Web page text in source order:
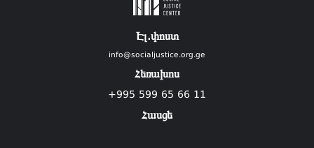
Էլ.փոստ
info@socialjustice.org.ge
Հեռախոս
+995 599 65 66 11
Հասցե